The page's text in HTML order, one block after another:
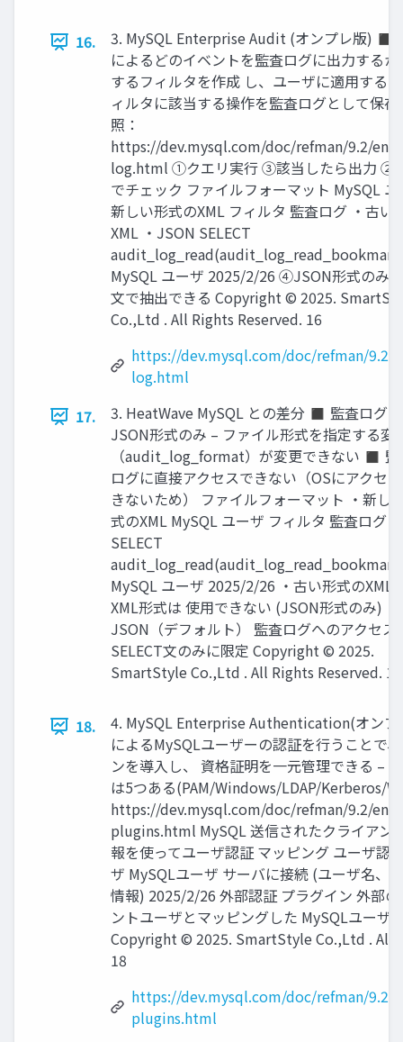
16.
3. MySQL Enterprise Audit (オンプレ版) ◼
によるどのイベントを監査ログに出力する
するフィルタを作成 し、ユーザに適用する
ィルタに該当する操作を監査ログとして保存
照：
https://dev.mysql.com/doc/refman/9.2/en/
log.html ①クエリ実行 ③該当したら出力 ②
でチェック ファイルフォーマット MySQL
新しい形式のXML フィルタ 監査ログ ・古い
XML ・JSON SELECT
MySQL ユーザ 2025/2/26 ④JSON形式のみ
文で抽出できる Copyright © 2025.
Co.,Ltd . All Rights Reserved. 16
https://dev.mysql.com/doc/refman/9.2/
log.html
17.
3. HeatWave MySQL との差分 ◼ 監査ログ
JSON形式のみ – ファイル形式を指定する変
（audit_log_format）が変更できない ◼ 監
ログに直接アクセスできない（OSにアクセ
きないため） ファイルフォーマット ・新し
式のXML MySQL ユーザ フィルタ 監査ログ
SELECT
MySQL ユーザ 2025/2/26 ・古い形式のXML
XML形式は 使用できない (JSON形式のみ) ・
JSON（デフォルト） 監査ログへのアクセス
SELECT文のみに限定 Copyright © 2025.
SmartStyle Co.,Ltd . All Rights Reserved. 17
18.
4. MySQL Enterprise Authentication(オン
によるMySQLユーザーの認証を行うことで
ンを導入し、 資格証明を一元管理できる –
は5つある(PAM/Windows/LDAP/Kerberos/
https://dev.mysql.com/doc/refman/9.2/en/
plugins.html MySQL 送信されたクライアン
報を使ってユーザ認証 マッピング ユーザ認
ザ MySQLユーザ サーバに接続 (ユーザ名、
情報) 2025/2/26 外部認証 プラグイン 外部
ントユーザとマッピングした MySQLユーザ
Copyright © 2025. SmartStyle Co.,Ltd . All
18
https://dev.mysql.com/doc/refman/9.2/
plugins.html